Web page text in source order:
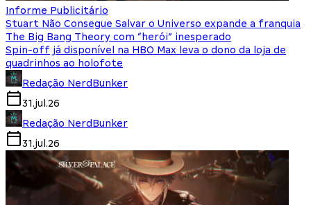
Informe Publicitário
Stuart Não Consegue Salvar o Universo expande a franquia
The Big Bang Theory com “herói” inesperado
Spin-off já disponível na HBO Max leva o dono da loja de
quadrinhos ao holofote
Redação NerdBunker
31.jul.26
Redação NerdBunker
31.jul.26